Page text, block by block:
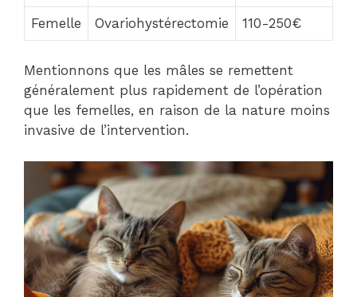
Femelle Ovariohystérectomie 110-250€
Mentionnons que les mâles se remettent
généralement plus rapidement de l’opération
que les femelles, en raison de la nature moins
invasive de l’intervention.